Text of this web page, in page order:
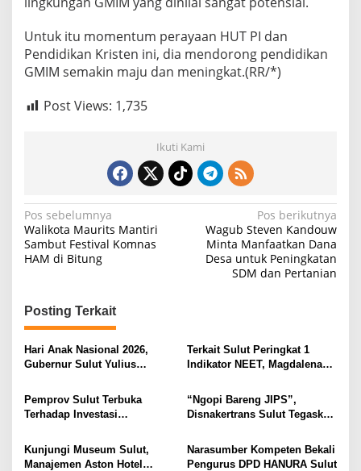
Untuk itu momentum perayaan HUT PI dan
Pendidikan Kristen ini, dia mendorong pendidikan
GMIM semakin maju dan meningkat.(RR/*)
Post Views: 1,735
Ikuti Kami
N
a
v
g
a
s
p
o
s
Pos sebelumnya
Walikota Maurits Mantiri
Sambut Festival Komnas
HAM di Bitung
Pos berikutnya
Wagub Steven Kandouw
Minta Manfaatkan Dana
Desa untuk Peningkatan
SDM dan Pertanian
Posting Terkait
Hari Anak Nasional 2026,
Gubernur Sulut Yulius
Ruang Aman Bagi Anak, di
Lingkungan Fisik Maupun di
Ruang Digital
Terkait Sulut Peringkat 1
Indikator NEET, Magdalena
Secara Proposional, Agar
Tidak Timbul Persepsi Keliru
di Masyarakat
Pemprov Sulut Terbuka
Terhadap Investasi
“Ngopi Bareng JIPS”,
Disnakertrans Sulut Tegaskan
Pekerja dari Ancaman PHK
Kunjungi Museum Sulut,
Manajemen Aston Hotel
Narasumber Kompeten Bekali
Pengurus DPD HANURA Sulut